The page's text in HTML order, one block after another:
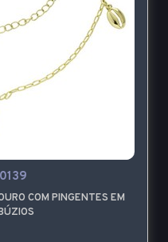
COM PINGENTES EM